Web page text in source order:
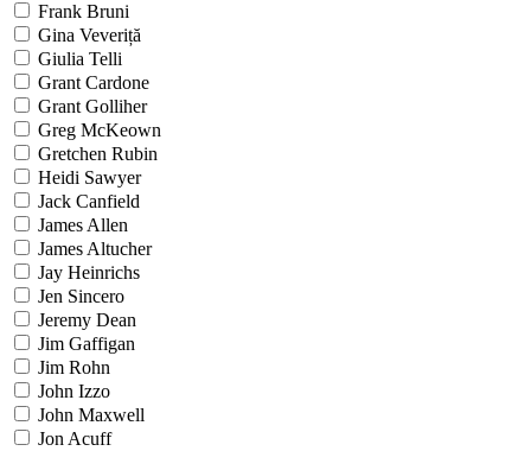
Frank Bruni
Gina Veveriță
Giulia Telli
Grant Cardone
Grant Golliher
Greg McKeown
Gretchen Rubin
Heidi Sawyer
Jack Canfield
James Allen
James Altucher
Jay Heinrichs
Jen Sincero
Jeremy Dean
Jim Gaffigan
Jim Rohn
John Izzo
John Maxwell
Jon Acuff